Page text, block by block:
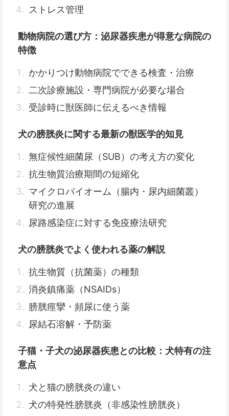
ストレス管理
動物病院の選び方：泌尿器疾患が得意な病院の
特徴
かかりつけ動物病院でできる検査・治療
二次診療施設・専門病院が必要な場合
受診時に獣医師に伝えるべき情報
犬の膀胱炎に関する最新の獣医学的知見
無症候性細菌尿（SUB）の考え方の変化
抗生物質治療期間の短縮化
マイクロバイオーム（腸内・尿内細菌叢）
研究の進展
尿路感染症に対する免疫療法研究
犬の膀胱炎でよく使われる薬の解説
抗生物質（抗菌薬）の種類
消炎鎮痛薬（NSAIDs）
膀胱痙攣・頻尿に使う薬
尿結石溶解・予防薬
子猫・子犬の泌尿器疾患との比較：犬特有の注
意点
犬と猫の膀胱炎の違い
犬の特発性膀胱炎（非感染性膀胱炎）